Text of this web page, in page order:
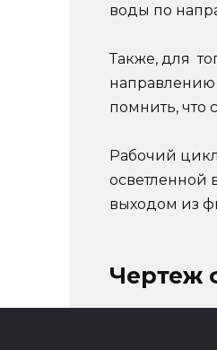
воды по
Также, для
направлению
помнить, что
Рабочий
осветленной
выходом из
Чертеж